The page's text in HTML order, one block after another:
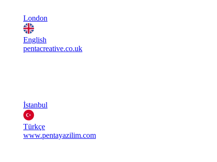
London
English
pentacreative.co.uk
İstanbul
Türkçe
www.pentayazilim.com